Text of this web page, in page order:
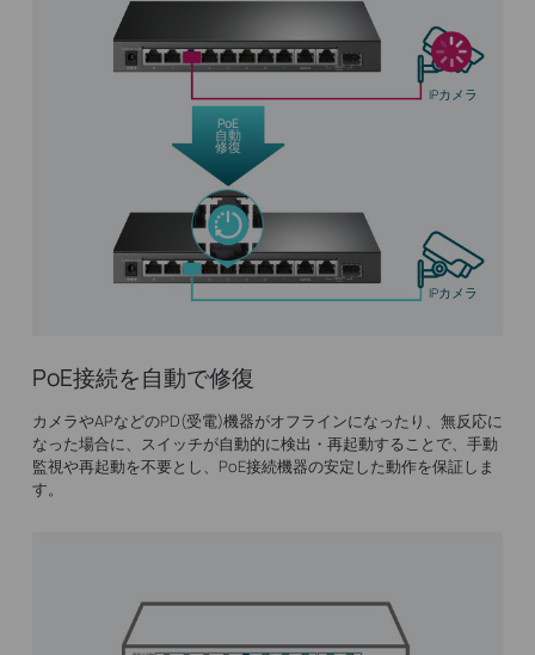
IPカメラ
IPカメラ
PoE
自動
修復
PoE接続を自動で修復
カメラやAPなどのPD(受電)機器がオフラインになったり、無反応に
なった場合に、スイッチが自動的に検出・再起動することで、手動
監視や再起動を不要とし、PoE接続機器の安定した動作を保証しま
す。